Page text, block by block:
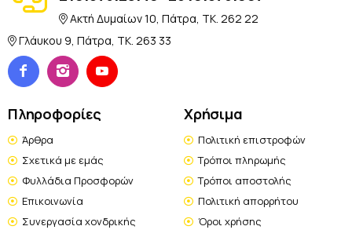
Ακτή Δυμαίων 10, Πάτρα, TK. 262 22
Γλάυκου 9, Πάτρα, TK. 263 33
Πληροφορίες
Άρθρα
Σχετικά με εμάς
Φυλλάδια Προσφορών
Επικοινωνία
Συνεργασία χονδρικής
Χρήσιμα
Πολιτική επιστροφών
Τρόποι πληρωμής
Τρόποι αποστολής
Πολιτική απορρήτου
Όροι χρήσης